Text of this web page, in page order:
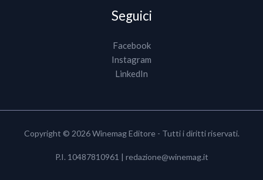
Seguici
Facebook
Instagram
LinkedIn
Copyright © 2026 Winemag Editore - Tutti i diritti riservati.
P.I. 10487810961 | redazione@winemag.it